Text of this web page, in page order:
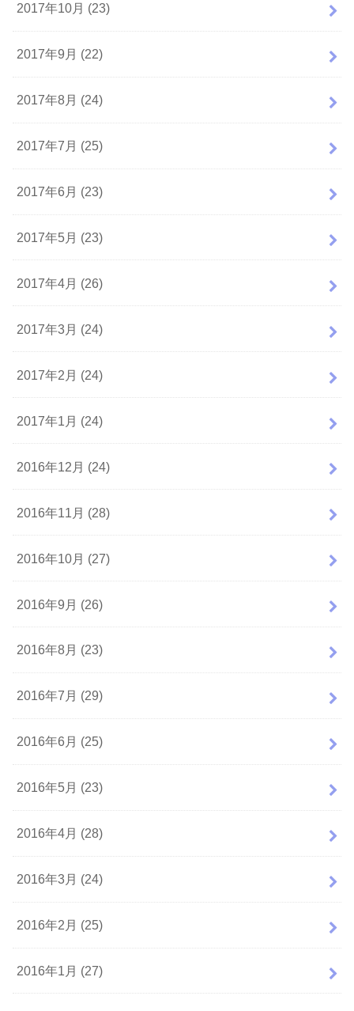
2017年10月 (23)
2017年9月 (22)
2017年8月 (24)
2017年7月 (25)
2017年6月 (23)
2017年5月 (23)
2017年4月 (26)
2017年3月 (24)
2017年2月 (24)
2017年1月 (24)
2016年12月 (24)
2016年11月 (28)
2016年10月 (27)
2016年9月 (26)
2016年8月 (23)
2016年7月 (29)
2016年6月 (25)
2016年5月 (23)
2016年4月 (28)
2016年3月 (24)
2016年2月 (25)
2016年1月 (27)